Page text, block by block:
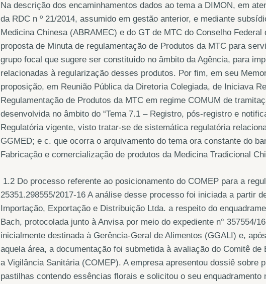
Na descrição dos encaminhamentos dados ao tema a DIMON, em
da RDC n º 21/2014, assumido em gestão anterior, e mediante
Medicina Chinesa (ABRAMEC) e do GT de MTC do Conselho
proposta de Minuta de regulamentação de Produtos da MTC para
grupo focal que sugere ser constituído no âmbito da Agência, para
relacionadas à regularização desses produtos. Por fim, em seu
proposição, em Reunião Pública da Diretoria Colegiada, de Iniciava
Regulamentação de Produtos da MTC em regime COMUM de
desenvolvida no âmbito do “Tema 7.1 – Registro, pós-registro e
Regulatória vigente, visto tratar-se de sistemática regulatória
GGMED; e c. que ocorra o arquivamento do tema ora constante do
Fabricação e comercialização de produtos da Medicina Tradicional
1.2 Do processo referente ao posicionamento do COMEP para a
25351.298555/2017-16 A análise desse processo foi iniciada a partir
Importação, Exportação e Distribuição Ltda. a respeito do
Bach, protocolada junto à Anvisa por meio do expediente n° 357554/
inicialmente destinada à Gerência-Geral de Alimentos (GGALI) e,
aquela área, a documentação foi submetida à avaliação do Comitê de
a Vigilância Sanitária (COMEP). A empresa apresentou dossiê sobre
pastilhas contendo essências florais e solicitou o seu enquadramento